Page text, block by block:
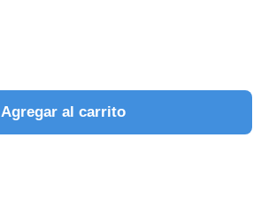
Agregar al carrito